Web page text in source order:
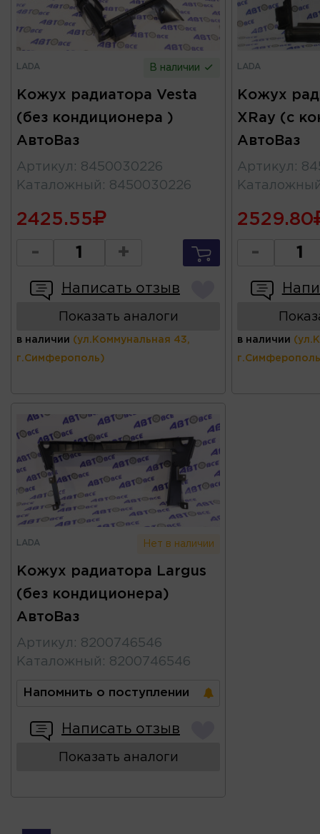
LADA В наличии
Кожух радиатора Vesta
(без кондиционера )
АвтоВаз
Артикул : 8450030226
Каталожный : 8450030226
2425.55
- +
Написать отзыв
Показать аналоги
в наличии (ул.Коммунальная 43,
г.Симферополь)
LADA
Кожух
XRay (с
АвтоВаз
Артикул :
2529.80
-
в наличии
LADA Нет в наличии
Кожух радиатора Largus
(без кондиционера)
АвтоВаз
Артикул : 8200746546
Каталожный : 8200746546
Напомнить о поступлении
Написать отзыв
Показать аналоги